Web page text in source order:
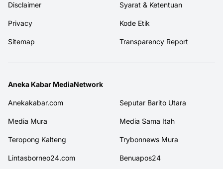
Disclaimer Syarat & Ketentuan
Privacy Kode Etik
Sitemap Transparency Report
Aneka Kabar MediaNetwork
Anekakabar.com Seputar Barito Utara
Media Mura Media Sama Itah
Teropong Kalteng Trybonnews Mura
Lintasborneo24.com Benuapos24